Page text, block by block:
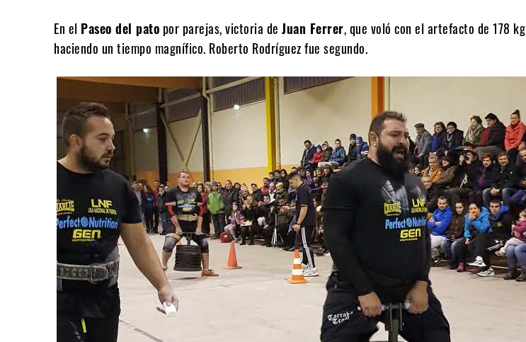
En el Paseo del pato por parejas, victoria de Juan Ferrer, que voló con el artefacto de 178 kg
haciendo un tiempo magnífico. Roberto Rodríguez fue segundo.